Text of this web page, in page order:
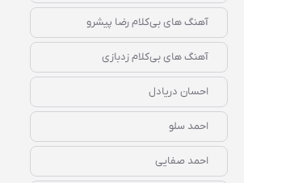
آهنگ‌ های بی‌کلام رضا پیشرو
آهنگ‌ های بی‌کلام زدبازی
احسان دریادل
احمد سلو
احمد صفایی